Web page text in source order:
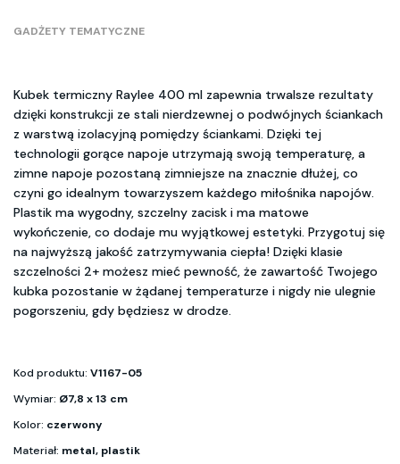
GADŻETY TEMATYCZNE
Kubek termiczny Raylee 400 ml zapewnia trwalsze rezultaty
dzięki konstrukcji ze stali nierdzewnej o podwójnych ściankach
z warstwą izolacyjną pomiędzy ściankami. Dzięki tej
technologii gorące napoje utrzymają swoją temperaturę, a
zimne napoje pozostaną zimniejsze na znacznie dłużej, co
czyni go idealnym towarzyszem każdego miłośnika napojów.
Plastik ma wygodny, szczelny zacisk i ma matowe
wykończenie, co dodaje mu wyjątkowej estetyki. Przygotuj się
na najwyższą jakość zatrzymywania ciepła! Dzięki klasie
szczelności 2+ możesz mieć pewność, że zawartość Twojego
kubka pozostanie w żądanej temperaturze i nigdy nie ulegnie
pogorszeniu, gdy będziesz w drodze.
Kod produktu: V1167-05
Wymiar: Ø7,8 x 13 cm
Kolor: czerwony
Materiał: metal, plastik